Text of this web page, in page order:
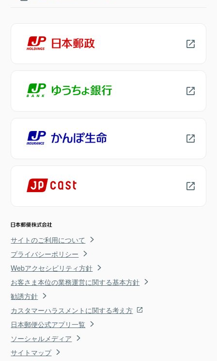
サイトのご利用について
プライバシーポリシー
Webアクセシビリティ方針
お客さま本位の業務運営に関する基本方針
勧誘方針
カスタマーハラスメントに関する考え方
日本郵便公式アプリ一覧
ソーシャルメディア
サイトマップ